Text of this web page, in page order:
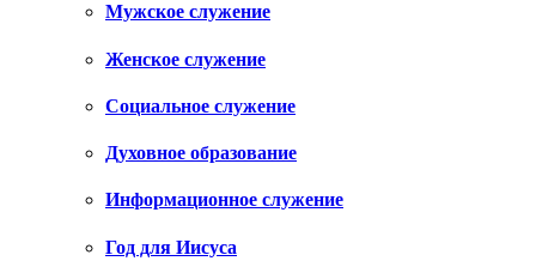
Мужское служение
Женское служение
Социальное служение
Духовное образование
Информационное служение
Год для Иисуса